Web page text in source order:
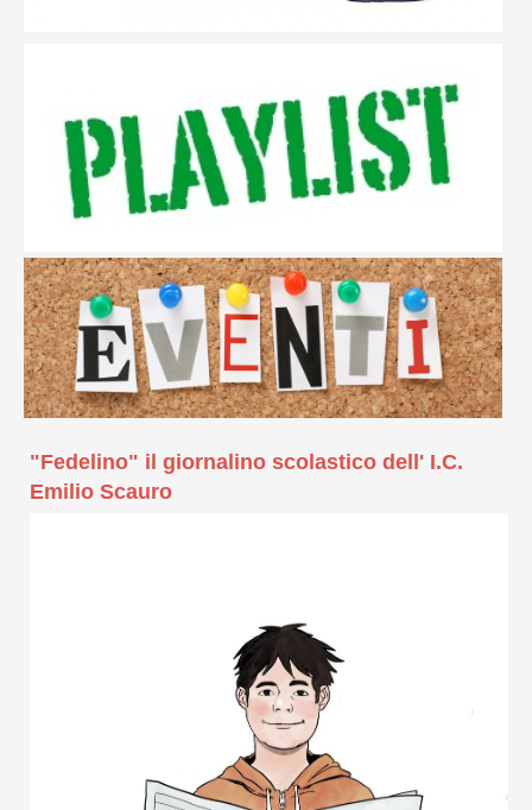
"Fedelino" il giornalino scolastico dell' I.C.
Emilio Scauro